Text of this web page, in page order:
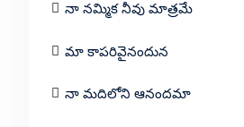
నా నమ్మిక నీవు మాత్రమే
మా కాపరివైనందున
నా మదిలోని ఆనందమా